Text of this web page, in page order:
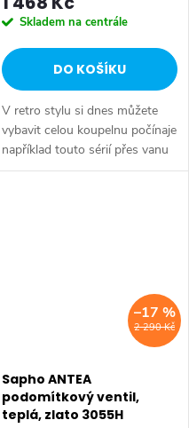
Skladem na centrále
DO KOŠÍKU
V retro stylu si dnes můžete
vybavit celou koupelnu počínaje
například touto sérií přes vanu
Retro, doplňky Diamond až po
2 290 Kč
–17 %
Sapho ANTEA
podomítkový ventil,
teplá, zlato 3055H